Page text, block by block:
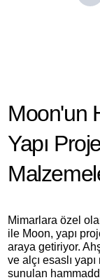
Moon'un
Yapı
Mimarlara özel
ile Moon, yapı
araya getiriyor.
ve alçı esaslı
sunulan